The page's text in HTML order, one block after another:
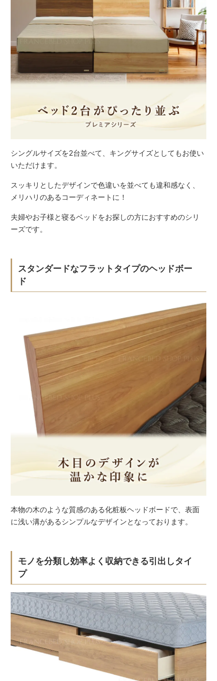
シングルサイズを2台並べて、キングサイズとしてもお使い
いただけます。
スッキリとしたデザインで色違いを並べても違和感なく、
メリハリのあるコーディネートに！
夫婦やお子様と寝るベッドをお探しの方におすすめのシリ
ーズです。
スタンダードなフラットタイプのヘッドボー
ド
本物の木のような質感のある化粧板ヘッドボードで、表面
に浅い溝があるシンプルなデザインとなっております。
モノを分類し効率よく収納できる引出しタイ
プ